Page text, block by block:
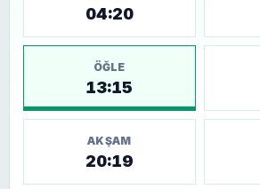
04:20
ÖĞLE
13:15
AKŞAM
20:19